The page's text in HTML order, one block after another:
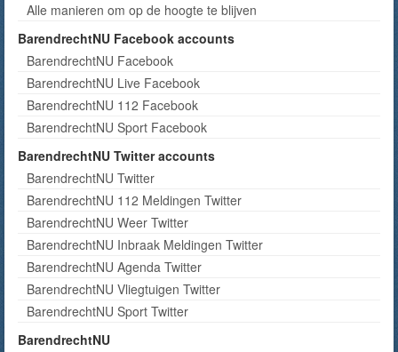
Alle manieren om op de hoogte te blijven
BarendrechtNU Facebook accounts
BarendrechtNU Facebook
BarendrechtNU Live Facebook
BarendrechtNU 112 Facebook
BarendrechtNU Sport Facebook
BarendrechtNU Twitter accounts
BarendrechtNU Twitter
BarendrechtNU 112 Meldingen Twitter
BarendrechtNU Weer Twitter
BarendrechtNU Inbraak Meldingen Twitter
BarendrechtNU Agenda Twitter
BarendrechtNU Vliegtuigen Twitter
BarendrechtNU Sport Twitter
BarendrechtNU